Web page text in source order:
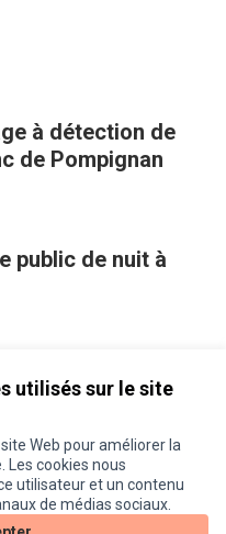
utilisés sur le site
Web pour améliorer la
Les cookies nous
utilisateur et un contenu
de médias sociaux.
à détection de
de Pompignan
public de nuit à